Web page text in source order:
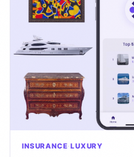
INSURANCE LUXURY